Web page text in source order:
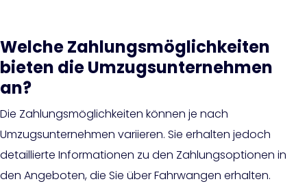
Welche Zahlungsmöglichkeiten
bieten die Umzugsunternehmen
an?
Die Zahlungsmöglichkeiten können je nach
Umzugsunternehmen variieren. Sie erhalten jedoch
detaillierte Informationen zu den Zahlungsoptionen in
den Angeboten, die Sie über Fahrwangen erhalten.